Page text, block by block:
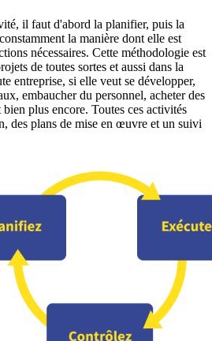
il faut d'abord la planifier, puis la
la manière dont elle est
nécessaires. Cette méthodologie est
de toutes sortes et aussi dans la
entreprise, si elle veut se développer,
embaucher du personnel, acheter des
plus encore. Toutes ces activités
des plans de mise en œuvre et un suivi